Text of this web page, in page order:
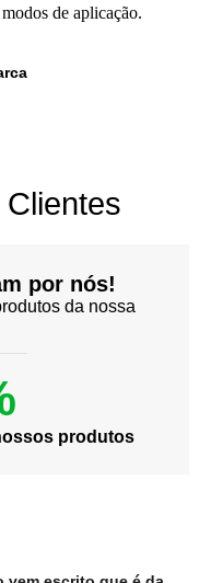
de aplicação.
por nós!
da nossa
produtos